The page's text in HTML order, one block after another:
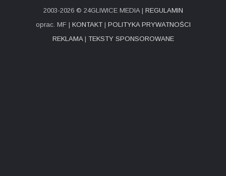
2003-2026 © 24GLIWICE MEDIA | REGULAMIN
oprac. MF | KONTAKT| POLITYKA PRYWATNOŚCI
REKLAMA| TEKSTY SPONSOROWANE